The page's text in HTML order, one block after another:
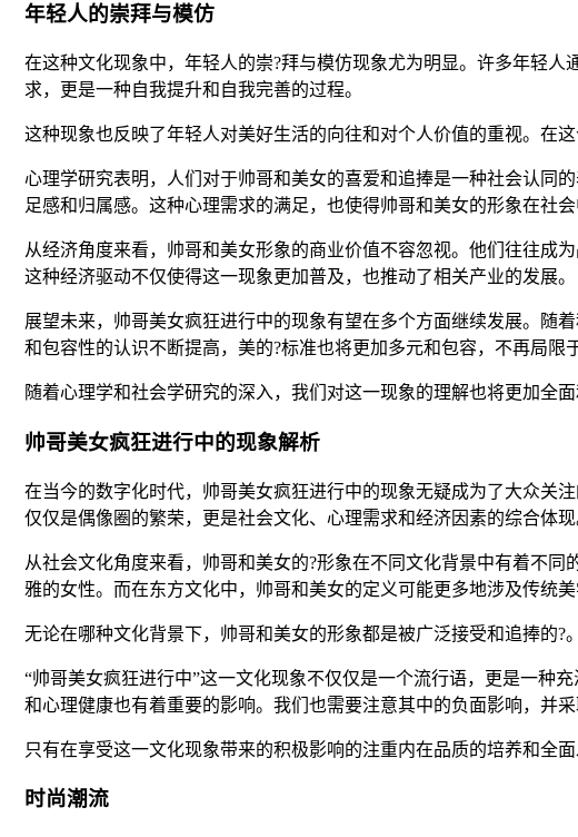
年轻人的崇拜与模仿
在这种文化现象中，年轻人的崇?拜与模仿现象尤为明显。许多年轻
求，更是一种自我提升和自我完善的过程。
这种现象也反映了年轻人对美好生活的向往和对个人价值的重视。在
心理学研究表明，人们对于帅哥和美女的喜爱和追捧是一种社会认同
足感和归属感。这种心理需求的满足，也使得帅哥和美女的形象在社会
从经济角度来看，帅哥和美女形象的商业价值不容忽视。他们往往成
这种经济驱动不仅使得这一现象更加普及，也推动了相关产业的发展。
展望未来，帅哥美女疯狂进行中的现象有望在多个方面继续发展。随
和包容性的认识不断提高，美的?标准也将更加多元和包容，不再局限
随着心理学和社会学研究的深入，我们对这一现象的理解也将更加全面
帅哥美女疯狂进行中的现象解析
在当今的数字化时代，帅哥美女疯狂进行中的现象无疑成为了大众关
仅仅是偶像圈的繁荣，更是社会文化、心理需求和经济因素的综合体现
从社会文化角度来看，帅哥和美女的?形象在不同文化背景中有着不
雅的女性。而在东方文化中，帅哥和美女的定义可能更多地涉及传统
无论在哪种文化背景下，帅哥和美女的形象都是被广泛接受和追捧的?。
“帅哥美女疯狂进行中”这一文化现象不仅仅是一个流行语，更是一种
和心理健康也有着重要的影响。我们也需要注意其中的负面影响，并
只有在享受这一文化现象带来的积极影响的注重内在品质的培养和全
时尚潮流